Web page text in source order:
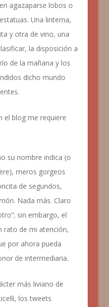
agazaparse lobos o
Una linterna,
y otra de vino, una
la disposición a
de la mañana y los
dicho mundo
el blog me requiere
su nombre indica (o
meros gorgeos
de segundos,
Nada más. Claro
sin embargo, el
rato de mi atención,
por ahora pueda
de intermediaria.
más liviano de
los tweets